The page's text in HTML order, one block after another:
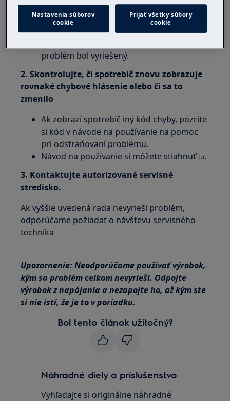
a že je kohútik plne otvorený.
Zapnite umývačku, zvoľte vhodný cyklus a
spustite ho.
problém bol vyriešený.
2. Skontrolujte, či spotrebič znovu zobrazuje
rovnaké chybové hlásenie alebo či sa to
zmenilo
Ak zobrazí spotrebič iný kód chyby, pozrite
si kód v návode na používanie na pomoc
pri odstraňovaní problému.
Návod na používanie si môžete stiahnuťtu.
3. Kontaktujte autorizované servisné
stredisko.
Ak vyššie uvedená rada nevyrieši problém,
odporúčame požiadať o návštevu servisného
technika
Upozornenie: Neodporúčame používať výrobok,
kým sa problém celkom nevyrieši. Odpojte
výrobok z napájania a nezapojte ho, až kým ste
si nie istí, že je to v poriadku.
Bol tento článok užitočný?
Náhradné diely a príslušenstvo
Vyhľadajte si originálne náhradné
Nastavenia súborov
cookie
Prijať všetky súbory
cookie